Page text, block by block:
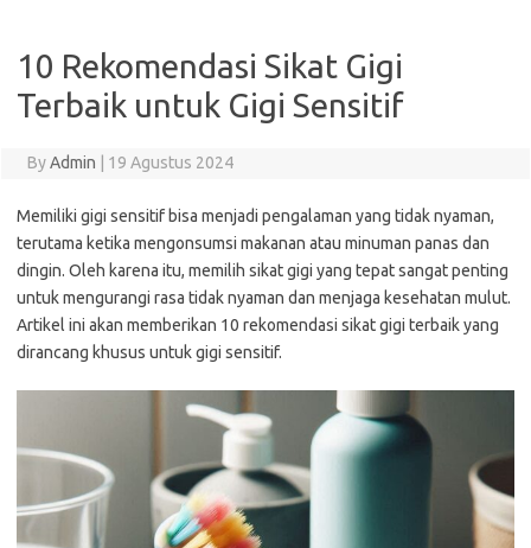
10 Rekomendasi Sikat Gigi
Terbaik untuk Gigi Sensitif
ByAdmin 19 Agustus 2024
Memiliki gigi sensitif bisa menjadi pengalaman yang tidak nyaman,
terutama ketika mengonsumsi makanan atau minuman panas dan
dingin. Oleh karena itu, memilih sikat gigi yang tepat sangat penting
untuk mengurangi rasa tidak nyaman dan menjaga kesehatan mulut.
Artikel ini akan memberikan 10 rekomendasi sikat gigi terbaik yang
dirancang khusus untuk gigi sensitif.